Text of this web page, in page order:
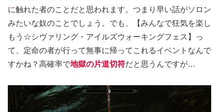
に触れた者のことだと思われます。つまり早い話がソロン
みたいな奴のことでしょう。でも、【みんなで狂気を楽し
もう☆シヴァリング・アイルズウォーキングフェス】っ
て、定命の者が行って無事に帰ってこれるイベントなんで
すかね？高確率で地獄の片道切符だと思うんですが…